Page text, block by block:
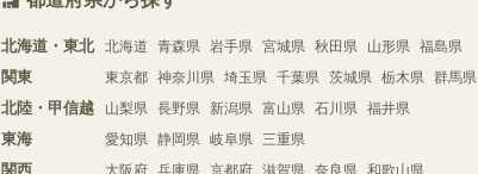
北海道・東北 北海道 青森県 岩手県 宮城県 秋田県 山形県 福島県
関東 東京都 神奈川県 埼玉県 千葉県 茨城県 栃木県 群馬県
北陸・甲信越 山梨県 長野県 新潟県 富山県 石川県 福井県
東海 愛知県 静岡県 岐阜県 三重県
関西 大阪府 兵庫県 京都府 滋賀県 奈良県 和歌山県